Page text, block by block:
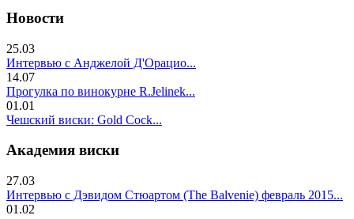
Новости
25.03
Интервью с Анджелой Д'Орацио...
14.07
Прогулка по винокурне R.Jelinek...
01.01
Чешский виски: Gold Cock...
Академия виски
27.03
Интервью с Дэвидом Стюартом (The Balvenie) февраль 2015...
01.02